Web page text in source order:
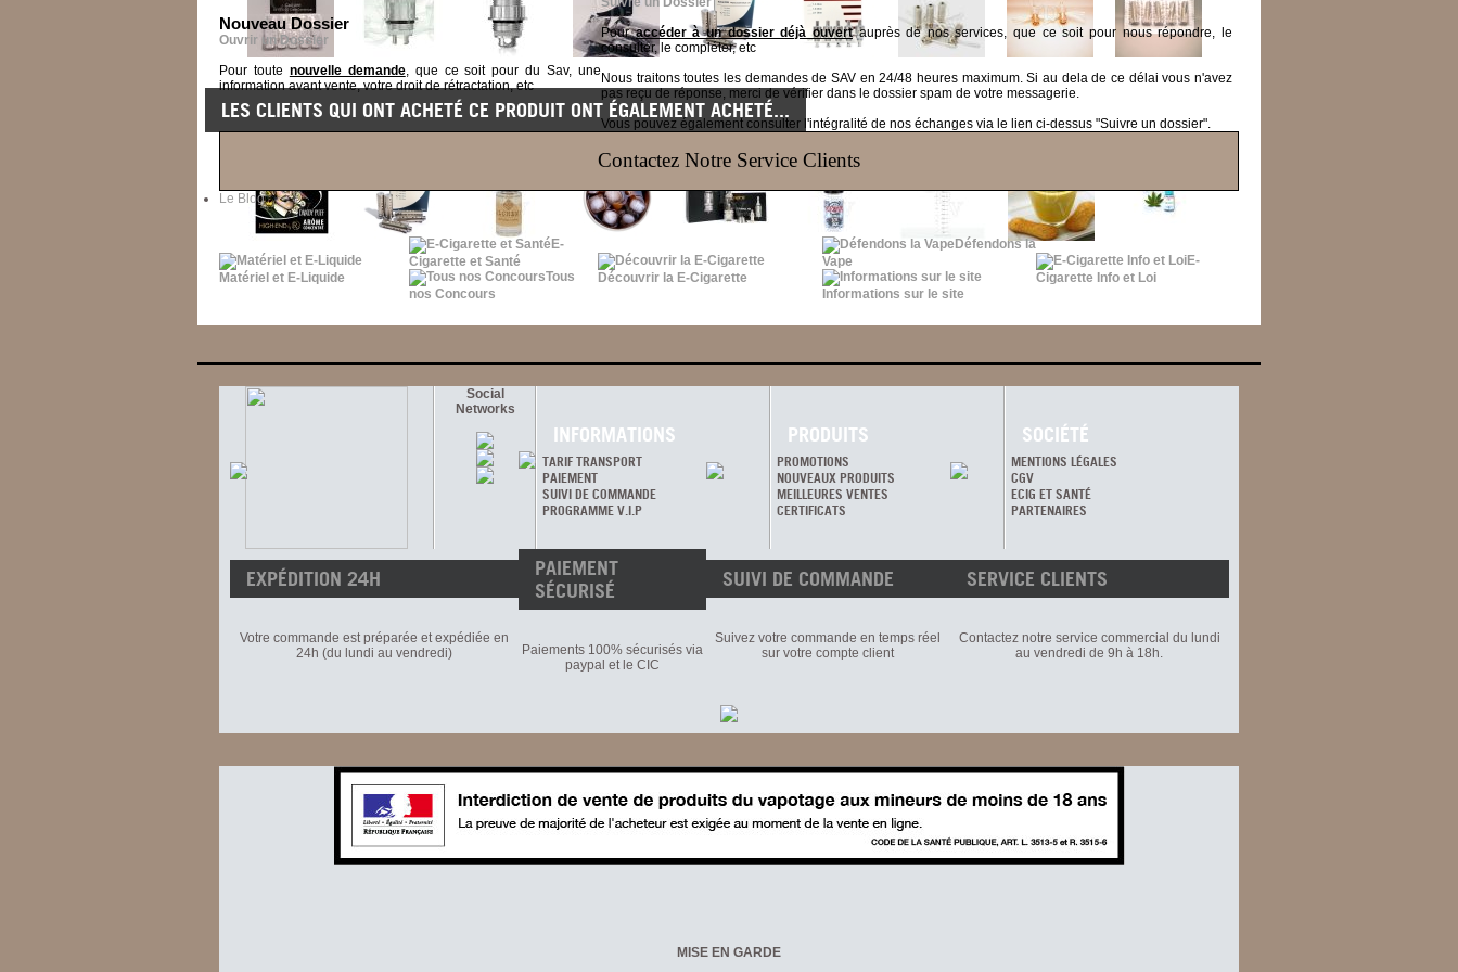
Nouveau Dossier
Ouvrir un Dossier
Pour toute nouvelle demande, que ce soit pour du Sav, une
information avant vente, votre droit de rétractation, etc
Pouraccéder à un dossier déjà ouvertauprès de nos services, que ce soit pour nous répondre, le
consulter, le compléter, etc
Nous traitons toutes les demandes de SAV en 24/48 heures maximum.Si au dela de ce délai vous n'avez
pas reçu de réponse, merci de vérifier dans le dossier spam de votre messagerie.
Vous pouvez également consulter l'intégralité de nos échanges via le lien ci-dessus "Suivre un dossier".
Contactez Notre Service Clients
Le Blog
Matériel et E-Liquide
E-
Cigarette et Santé
Tous
nos Concours
Découvrir la E-Cigarette
Défendons la
Vape
Informations sur le site
E-
Cigarette Info et Loi
LES CLIENTS QUI ONT ACHETÉ CE PRODUIT ONT ÉGALEMENT ACHETÉ...
Social
Networks
INFORMATIONS
TARIF TRANSPORT
PAIEMENT
SUIVI DE COMMANDE
PROGRAMME V.I.P
PRODUITS
PROMOTIONS
NOUVEAUX PRODUITS
MEILLEURES VENTES
CERTIFICATS
SOCIÉTÉ
MENTIONS LÉGALES
CGV
ECIG ET SANTÉ
PARTENAIRES
EXPÉDITION 24H
Votre commande est préparée et expédiée en
24h (du lundi au vendredi)
PAIEMENT
SÉCURISÉ
Paiements 100% sécurisés via
paypal et le CIC
SUIVI DE COMMANDE
Suivez votre commande en temps réel
sur votre compte client
SERVICE CLIENTS
Contactez notre service commercial du lundi
au vendredi de 9h à 18h.
MISE EN GARDE